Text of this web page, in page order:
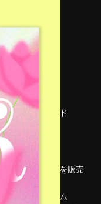
運営
料金
会社概要
Reviews
採用情報
検索トレンド
ブログ
イベント
Slidesgo
コンテンツを販売
する
プレスルーム